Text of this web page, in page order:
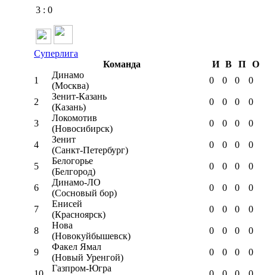
3 : 0
Суперлига
Команда
И В П
О
1
Динамо
(Москва)
0 0 0 0
2
Зенит-Казань
(Казань)
0 0 0 0
3
Локомотив
(Новосибирск)
0 0 0 0
4
Зенит
(Санкт-Петербург)
0 0 0 0
5
Белогорье
(Белгород)
0 0 0 0
6
Динамо-ЛО
(Сосновый бор)
0 0 0 0
7
Енисей
(Красноярск)
0 0 0 0
8
Нова
(Новокуйбышевск)
0 0 0 0
9
Факел Ямал
(Новый Уренгой)
0 0 0 0
Газпром-Югра